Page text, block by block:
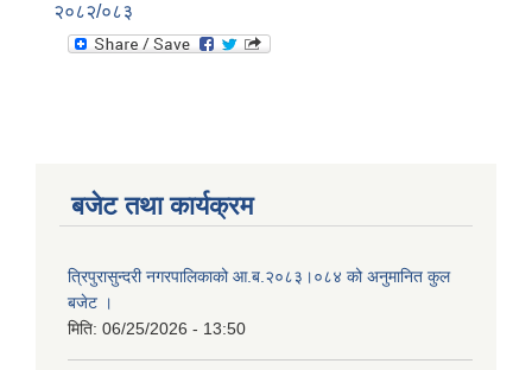
२०८२/०८३
बजेट तथा कार्यक्रम
त्रिपुरासुन्दरी नगरपालिकाको आ.ब.२०८३।०८४ को अनुमानित कुल
बजेट ।
मिति: 06/25/2026 - 13:50